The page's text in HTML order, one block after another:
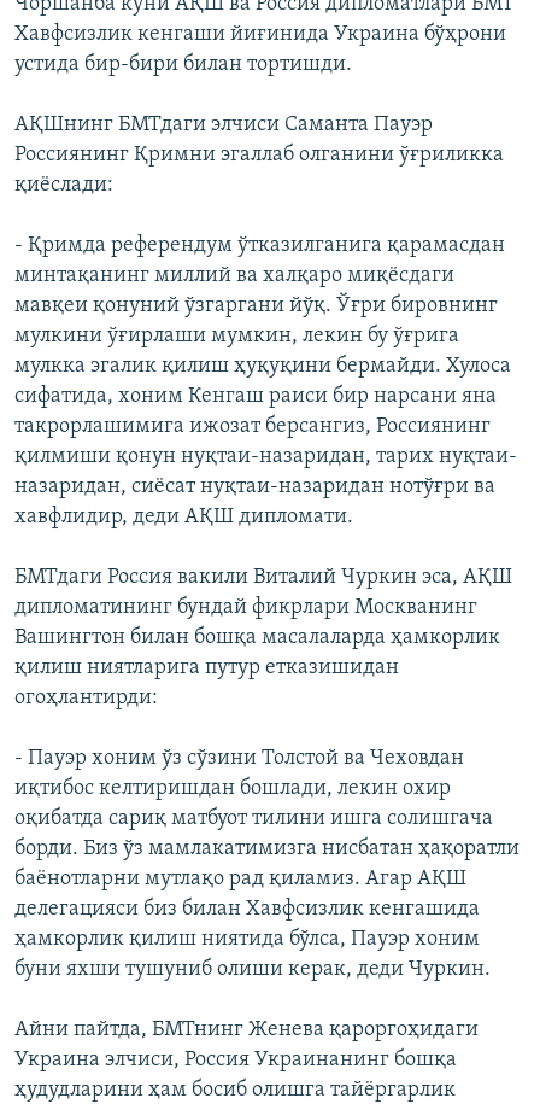
Хавфсизлик кенгаши йиғинида Украина бўҳрони
устида бир-бири билан тортишди.
АҚШнинг БМТдаги элчиси Саманта Пауэр
Россиянинг Қримни эгаллаб олганини ўғриликка
қиёслади:
- Қримда референдум ўтказилганига қарамасдан
минтақанинг миллий ва халқаро миқёсдаги
мавқеи қонуний ўзгаргани йўқ. Ўғри бировнинг
мулкини ўғирлаши мумкин, лекин бу ўғрига
мулкка эгалик қилиш ҳуқуқини бермайди. Хулоса
сифатида, хоним Кенгаш раиси бир нарсани яна
такрорлашимига ижозат берсангиз, Россиянинг
қилмиши қонун нуқтаи-назаридан, тарих нуқтаи-
назаридан, сиёсат нуқтаи-назаридан нотўғри ва
хавфлидир, деди АҚШ дипломати.
БМТдаги Россия вакили Виталий Чуркин эса, АҚШ
дипломатининг бундай фикрлари Москванинг
Вашингтон билан бошқа масалаларда ҳамкорлик
қилиш ниятларига путур етказишидан
огоҳлантирди:
- Пауэр хоним ўз сўзини Толстой ва Чеховдан
иқтибос келтиришдан бошлади, лекин охир
оқибатда сариқ матбуот тилини ишга солишгача
борди. Биз ўз мамлакатимизга нисбатан ҳақоратли
баёнотларни мутлақо рад қиламиз. Агар АҚШ
делегацияси биз билан Хавфсизлик кенгашида
ҳамкорлик қилиш ниятида бўлса, Пауэр хоним
буни яхши тушуниб олиши керак, деди Чуркин.
Айни пайтда, БМТнинг Женева қароргоҳидаги
Украина элчиси, Россия Украинанинг бошқа
ҳудудларини ҳам босиб олишга тайёргарлик